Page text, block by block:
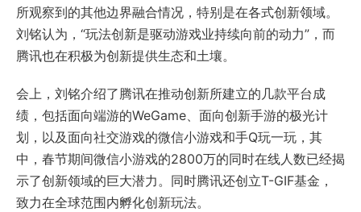
所观察到的其他边界融合情况，特别是在各式创新领域。
刘铭认为，“玩法创新是驱动游戏业持续向前的动力”，而
腾讯也在积极为创新提供生态和土壤。
会上，刘铭介绍了腾讯在推动创新所建立的几款平台成
绩，包括面向端游的WeGame、面向创新手游的极光计
划，以及面向社交游戏的微信小游戏和手Q玩一玩，其
中，春节期间微信小游戏的2800万的同时在线人数已经揭
示了创新领域的巨大潜力。同时腾讯还创立T-GIF基金，
致力在全球范围内孵化创新玩法。